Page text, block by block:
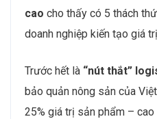
cao cho thấy có 5 thách
doanh nghiệp kiến tạo giá
Trước hết là “nút thắt”
bảo quản nông sản của
25% giá trị sản phẩm –